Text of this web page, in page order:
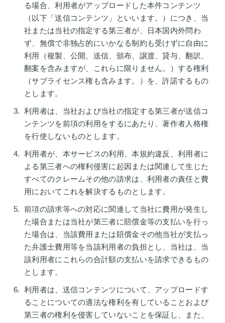
る場合、利用者がアップロードした本件コンテンツ
（以下「送信コンテンツ」といいます。）につき、当
社または当社の指定する第三者が、日本国内外問わ
ず、無償で非独占的にいかなる制約も受けずに自由に
利用（複製、公開、送信、頒布、譲渡、貸与、翻訳、
翻案を含みますが、これらに限りません。）する権利
（サブライセンス権も含みます。）を、許諾するもの
とします。
利用者は、当社および当社の指定する第三者が送信コ
ンテンツを前項の利用をするにあたり、著作者人格権
を行使しないものとします。
利用者が、本サービスの利用、本規約違反、利用者に
よる第三者への権利侵害に起因または関連して生じた
すべてのクレームその他の請求は、利用者の責任と費
用においてこれを解決するものとします。
前項の請求等への対応に関連して当社に費用が発生し
た場合または当社が第三者に賠償金等の支払いを行っ
た場合は、当該費用または賠償金その他当社が支払っ
た弁護士費用等を当該利用者の負担とし、当社は、当
該利用者にこれらの合計額の支払いを請求できるもの
とします。
利用者は、送信コンテンツについて、アップロードす
ることについての適法な権利を有していることおよび
第三者の権利を侵害していないことを保証し、また、